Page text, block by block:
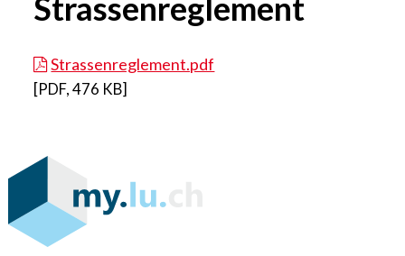
Strassenreglement.pdf
[PDF, 476 KB]